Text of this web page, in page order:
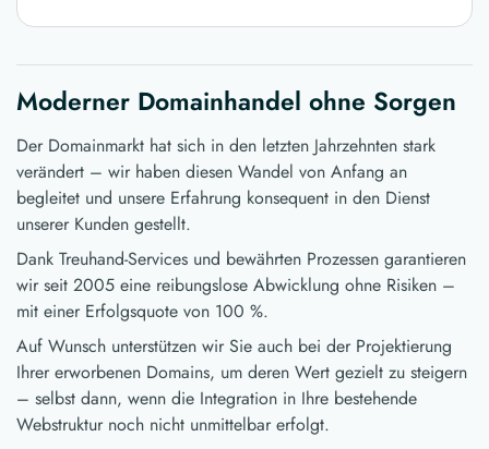
Moderner Domainhandel ohne Sorgen
Der Domainmarkt hat sich in den letzten Jahrzehnten stark
verändert – wir haben diesen Wandel von Anfang an
begleitet und unsere Erfahrung konsequent in den Dienst
unserer Kunden gestellt.
Dank Treuhand-Services und bewährten Prozessen garantieren
wir seit 2005 eine reibungslose Abwicklung ohne Risiken –
mit einer Erfolgsquote von 100 %.
Auf Wunsch unterstützen wir Sie auch bei der Projektierung
Ihrer erworbenen Domains, um deren Wert gezielt zu steigern
– selbst dann, wenn die Integration in Ihre bestehende
Webstruktur noch nicht unmittelbar erfolgt.